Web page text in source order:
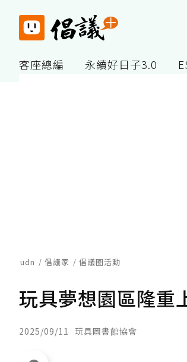
客座總編 永續好日子3.0
udn 倡議家 倡議圈活動
玩具夢想園區隆重
2025/09/11 玩具圖書館協會